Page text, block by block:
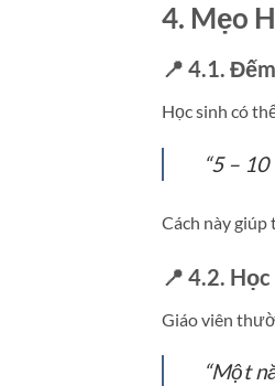
4. Mẹo
📍 4.1.
Học sinh có
“5 –
Cách này
📍 4.2.
Giáo viên
“Một